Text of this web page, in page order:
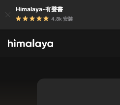
Himalaya-有聲書
4.8k 安裝